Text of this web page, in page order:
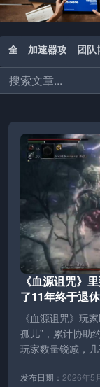
全部 加速器攻略 团队
《血源诅咒》
了11年终于退
《血源诅咒》玩
孤儿”，累计协助
玩家数量锐减，
并正式“退休”。
沉默战友Mikato
发布日期： 2026年5